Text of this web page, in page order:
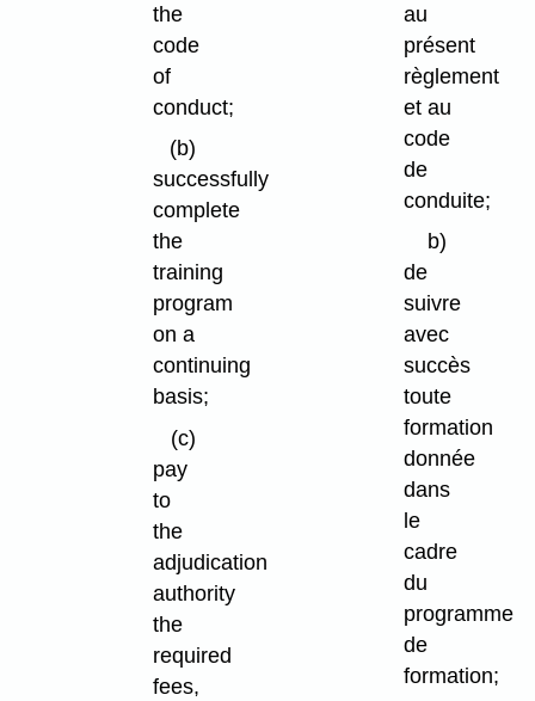
the
code
of
conduct;
(b)
successfully
complete
the
training
program
on a
continuing
basis;
(c)
pay
to
the
adjudication
authority
the
required
fees,
au
présent
règlement
et au
code
de
conduite;
b)
de
suivre
avec
succès
toute
formation
donnée
dans
le
cadre
du
programme
de
formation;